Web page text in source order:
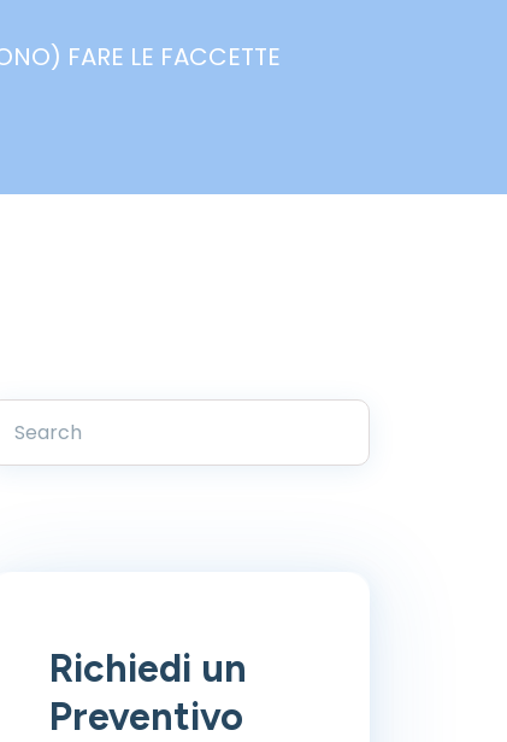
FARE LE FACCETTE
Richiedi un
Preventivo